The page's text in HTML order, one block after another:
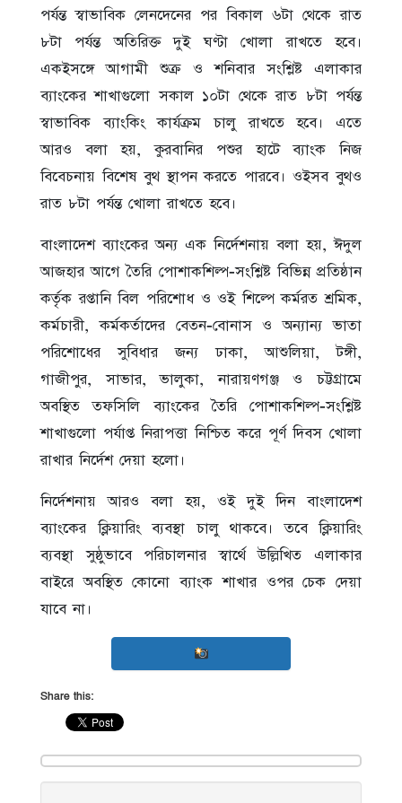
পর্যন্ত স্বাভাবিক লেনদেনের পর বিকাল ৬টা থেকে রাত
৮টা পর্যন্ত অতিরিক্ত দুই ঘণ্টা খোলা রাখতে হবে।
একইসঙ্গে আগামী শুক্র ও শনিবার সংশ্লিষ্ট এলাকার
ব্যাংকের শাখাগুলো সকাল ১০টা থেকে রাত ৮টা পর্যন্ত
স্বাভাবিক ব্যাংকিং কার্যক্রম চালু রাখতে হবে। এতে
আরও বলা হয়, কুরবানির পশুর হাটে ব্যাংক নিজ
বিবেচনায় বিশেষ বুথ স্থাপন করতে পারবে। ওইসব বুথও
রাত ৮টা পর্যন্ত খোলা রাখতে হবে।
বাংলাদেশ ব্যাংকের অন্য এক নির্দেশনায় বলা হয়, ঈদুল
আজহার আগে তৈরি পোশাকশিল্প-সংশ্লিষ্ট বিভিন্ন প্রতিষ্ঠান
কর্তৃক রপ্তানি বিল পরিশোধ ও ওই শিল্পে কর্মরত শ্রমিক,
কর্মচারী, কর্মকর্তাদের বেতন-বোনাস ও অন্যান্য ভাতা
পরিশোধের সুবিধার জন্য ঢাকা, আশুলিয়া, টঙ্গী,
গাজীপুর, সাভার, ভালুকা, নারায়ণগঞ্জ ও চট্টগ্রামে
অবস্থিত তফসিলি ব্যাংকের তৈরি পোশাকশিল্প-সংশ্লিষ্ট
শাখাগুলো পর্যাপ্ত নিরাপত্তা নিশ্চিত করে পূর্ণ দিবস খোলা
রাখার নির্দেশ দেয়া হলো।
নির্দেশনায় আরও বলা হয়, ওই দুই দিন বাংলাদেশ
ব্যাংকের ক্লিয়ারিং ব্যবস্থা চালু থাকবে। তবে ক্লিয়ারিং
ব্যবস্থা সুষ্ঠুভাবে পরিচালনার স্বার্থে উল্লিখিত এলাকার
বাইরে অবস্থিত কোনো ব্যাংক শাখার ওপর চেক দেয়া
যাবে না।
Share this: